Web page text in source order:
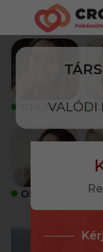
VALÓDI
ONLINE
ONLINE